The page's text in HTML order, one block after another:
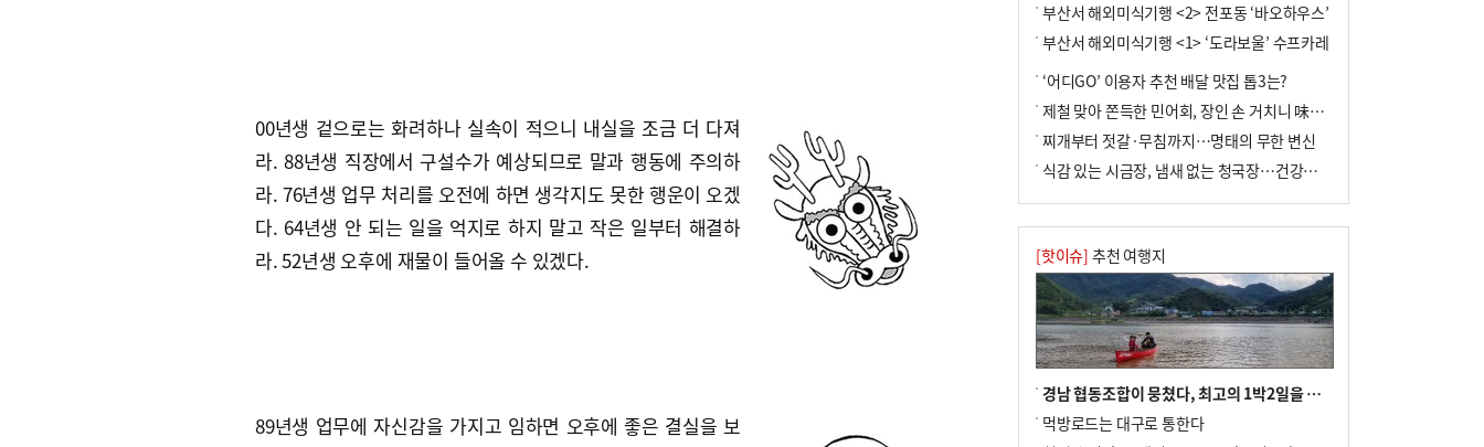
00년생 겉으로는 화려하나 실속이 적으니 내실을 조금 더 다져
라. 88년생 직장에서 구설수가 예상되므로 말과 행동에 주의하
라. 76년생 업무 처리를 오전에 하면 생각지도 못한 행운이 오겠
다. 64년생 안 되는 일을 억지로 하지 말고 작은 일부터 해결하
라. 52년생 오후에 재물이 들어올 수 있겠다.
89년생 업무에 자신감을 가지고 임하면 오후에 좋은 결실을 보
부산서 해외미식기행 <2> 전포동 ‘바오하우스’
부산서 해외미식기행 <1> ‘도라보울’ 수프카레
‘어디GO’ 이용자 추천 배달 맛집 톱3는?
제철 맞아 쫀득한 민어회, 장인 손 거치니 味친 한상
찌개부터 젓갈·무침까지…명태의 무한 변신
식감 있는 시금장, 냄새 없는 청국장…건강한 발효 밥상
[핫이슈] 추천 여행지
경남 협동조합이 뭉쳤다, 최고의 1박2일을 위해
먹방로드는 대구로 통한다